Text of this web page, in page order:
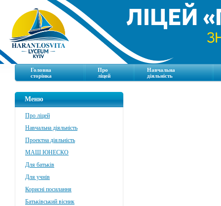
Головна
сторінка
Про
ліцей
Навчальна
діяльність
Меню
Про ліцей
Навчальна діяльність
Проектна діяльність
МАШ ЮНЕСКО
Для батьків
Для учнів
Корисні посилання
Батьківський вісник